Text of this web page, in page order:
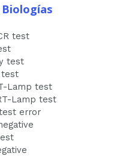
test
test
test
Lamp test
Lamp test
error